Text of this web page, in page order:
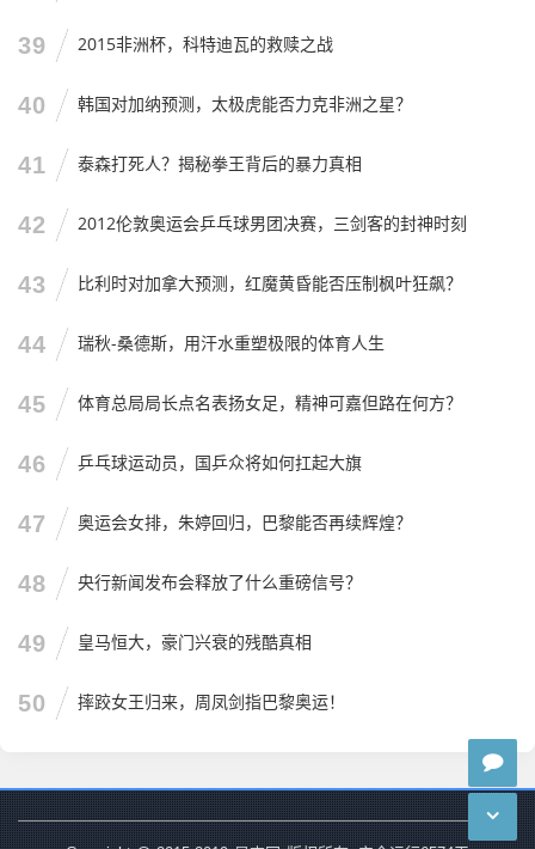
39 2015非洲杯，科特迪瓦的救赎之战
40 韩国对加纳预测，太极虎能否力克非洲之星？
41 泰森打死人？揭秘拳王背后的暴力真相
42 2012伦敦奥运会乒乓球男团决赛，三剑客的封神时刻
43 比利时对加拿大预测，红魔黄昏能否压制枫叶狂飙？
44 瑞秋-桑德斯，用汗水重塑极限的体育人生
45 体育总局局长点名表扬女足，精神可嘉但路在何方？
46 乒乓球运动员，国乒众将如何扛起大旗
47 奥运会女排，朱婷回归，巴黎能否再续辉煌？
48 央行新闻发布会释放了什么重磅信号？
49 皇马恒大，豪门兴衰的残酷真相
50 摔跤女王归来，周凤剑指巴黎奥运！